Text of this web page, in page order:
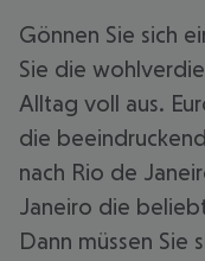
Gönnen Sie sich
Sie die
Alltag voll aus.
die
nach Rio de
Janeiro die
Dann müssen Sie